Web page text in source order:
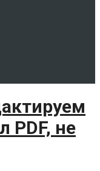
PDF, не